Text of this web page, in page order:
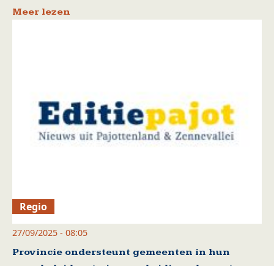
Meer lezen
Regio
27/09/2025 - 08:05
Provincie ondersteunt gemeenten in hun